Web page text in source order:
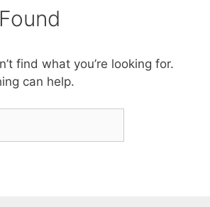
find what you’re looking for.
can help.